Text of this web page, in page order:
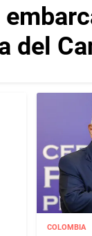
del
COLOMBIA